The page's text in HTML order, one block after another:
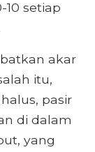
setiap
akar
itu,
pasir
di dalam
yang